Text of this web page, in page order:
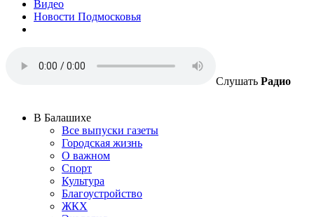
Видео
Новости Подмосковья
Слушать Радио
В Балашихе
Все выпуски газеты
Городская жизнь
О важном
Спорт
Культура
Благоустройство
ЖКХ